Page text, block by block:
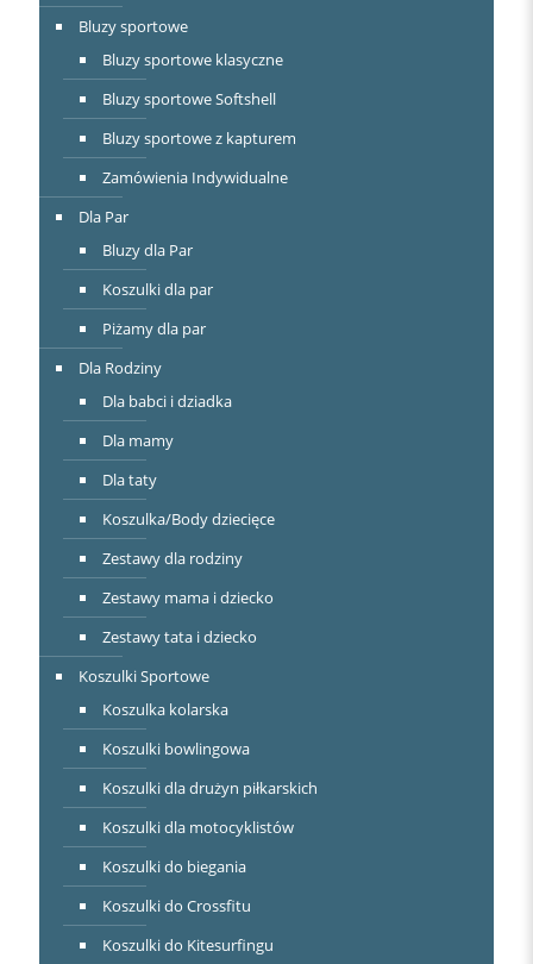
Bluzy sportowe
Bluzy sportowe klasyczne
Bluzy sportowe Softshell
Bluzy sportowe z kapturem
Zamówienia Indywidualne
Dla Par
Bluzy dla Par
Koszulki dla par
Piżamy dla par
Dla Rodziny
Dla babci i dziadka
Dla mamy
Dla taty
Koszulka/Body dziecięce
Zestawy dla rodziny
Zestawy mama i dziecko
Zestawy tata i dziecko
Koszulki Sportowe
Koszulka kolarska
Koszulki bowlingowa
Koszulki dla drużyn piłkarskich
Koszulki dla motocyklistów
Koszulki do biegania
Koszulki do Crossfitu
Koszulki do Kitesurfingu